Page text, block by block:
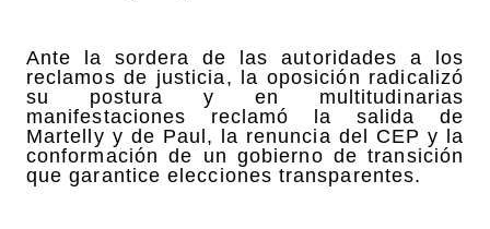
Ante la sordera de las autoridades a los
reclamos de justicia, la oposición radicalizó
su postura y en multitudinarias
manifestaciones reclamó la salida de
Martelly y de Paul, la renuncia del CEP y la
conformación de un gobierno de transición
que garantice elecciones transparentes.